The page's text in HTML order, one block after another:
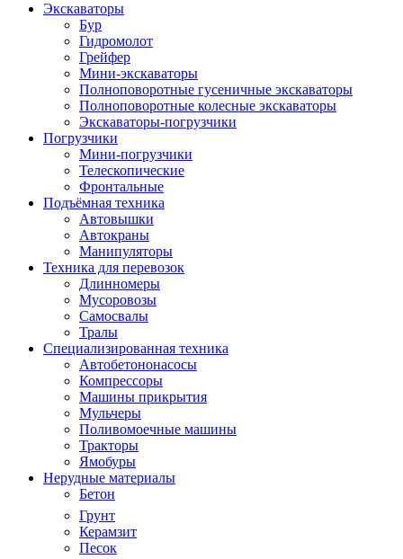
Нерудные материалы
Бетон
Грунт
Керамзит
Песок
Погрузчики
Мини-погрузчики
Телескопические
Фронтальные
Подъёмная техника
Автовышки
Автокраны
Манипуляторы
Специализированная техника
Автобетононасосы
Компрессоры
Машины прикрытия
Мульчеры
Поливомоечные машины
Тракторы
Ямобуры
Техника для перевозок
Длинномеры
Мусоровозы
Самосвалы
Тралы
Экскаваторы
Бур
Гидромолот
Грейфер
Мини-экскаваторы
Полноповоротные гусеничные экскаваторы
Полноповоротные колесные экскаваторы
Экскаваторы-погрузчики